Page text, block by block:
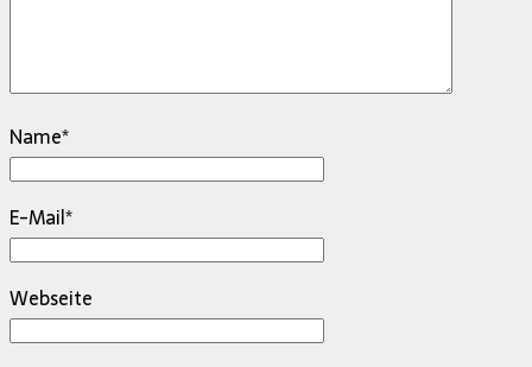
Name*
E-Mail*
Webseite